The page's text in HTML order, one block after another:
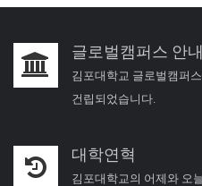
글로벌캠퍼스 안내
김포대학교 글로벌캠퍼
건립되었습니다.
대학연혁
김포대학교의 어제와 오